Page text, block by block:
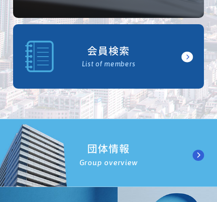
会員検索
List of members
団体情報
Group overview